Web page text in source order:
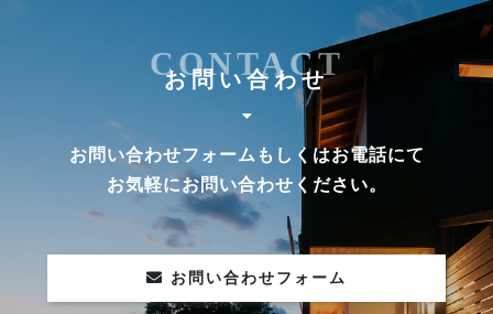
お問い合わせ
CONTACT
お問い合わせフォームもしくはお電話にて
お気軽にお問い合わせください。
お問い合わせフォーム